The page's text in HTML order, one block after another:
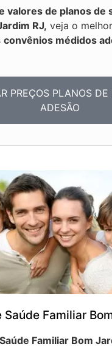
valores de planos de
RJ, veja o
convênios médidos
PREÇOS PLANOS DE
ADESÃO
Saúde Familiar
Familiar Bom